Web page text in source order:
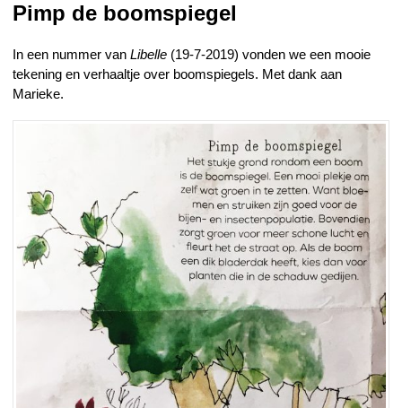
Pimp de boomspiegel
In een nummer van Libelle (19-7-2019) vonden we een mooie
tekening en verhaaltje over boomspiegels. Met dank aan
Marieke.